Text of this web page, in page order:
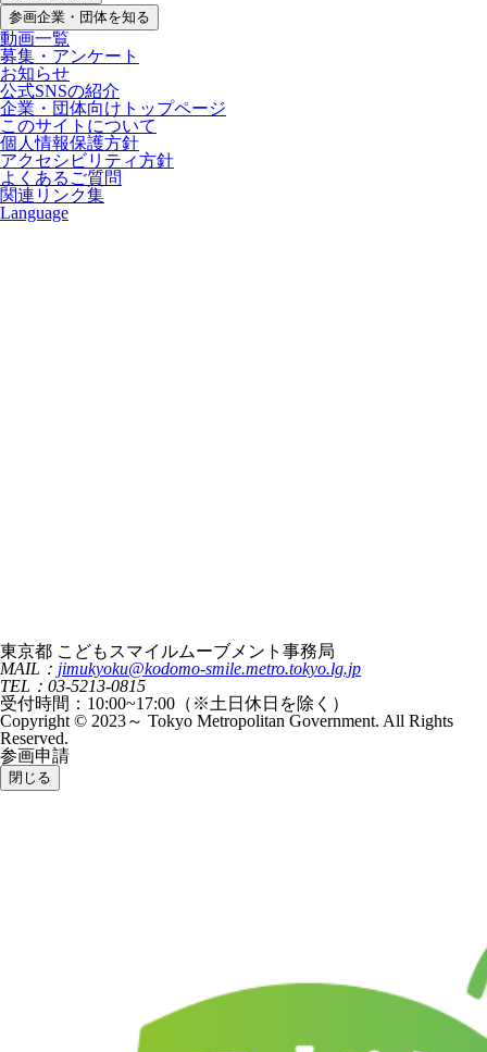
参画企業・団体を知る
動画一覧
募集・アンケート
お知らせ
公式SNSの紹介
企業・団体向けトップページ
このサイトについて
個人情報保護方針
アクセシビリティ方針
よくあるご質問
関連リンク集
Language
東京都 こどもスマイルムーブメント事務局
MAIL： jimukyoku@kodomo-smile.metro.tokyo.lg.jp
TEL：03-5213-0815
受付時間：10:00~17:00（※土日休日を除く）
Copyright © 2023～ Tokyo Metropolitan Government. All Rights
Reserved.
参画申請
閉じる